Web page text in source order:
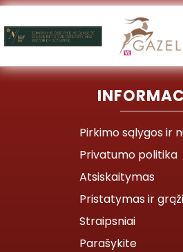
Pirkimo sąlygos ir
Privatumo politika
Atsiskaitymas
Pristatymas ir
Straipsniai
Parašykite